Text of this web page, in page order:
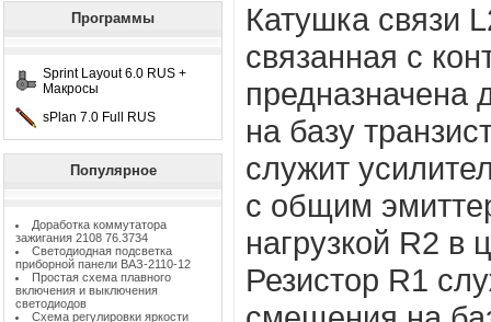
Программы
Sprint Layout 6.0 RUS +
Макросы
sPlan 7.0 Full RUS
Популярное
Доработка коммутатора
зажигания 2108 76.3734
Светодиодная подсветка
приборной панели ВАЗ-2110-12
Простая схема плавного
включения и выключения
светодиодов
Схема регулировки яркости
Катушка связи
связанная с
предназначена
на базу
служит
с общим
нагрузкой R2 в
Резистор R1